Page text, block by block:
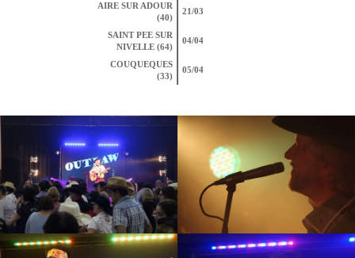
AIRE SUR ADOUR
(40)
21/03
SAINT PEE SUR
NIVELLE (64)
04/04
COUQUEQUES
(33)
05/04